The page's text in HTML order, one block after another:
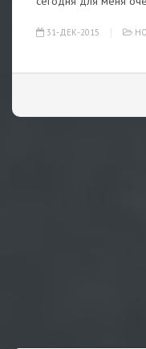
31-ДЕК-2015